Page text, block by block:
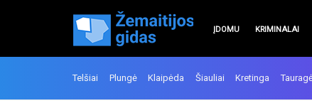
ĮDOMU KRIMINALAI
Telšiai Plungė Klaipėda Šiauliai Kretinga